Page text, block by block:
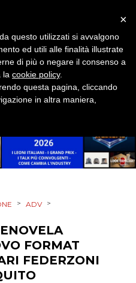
> ADV >
FORMAT
FEDERZONI
×
questo utilizzati si avvalgono
ed utili alle finalità illustrate
di più o negare il consenso a
la cookie policy.
questa pagina, cliccando
in altra maniera,